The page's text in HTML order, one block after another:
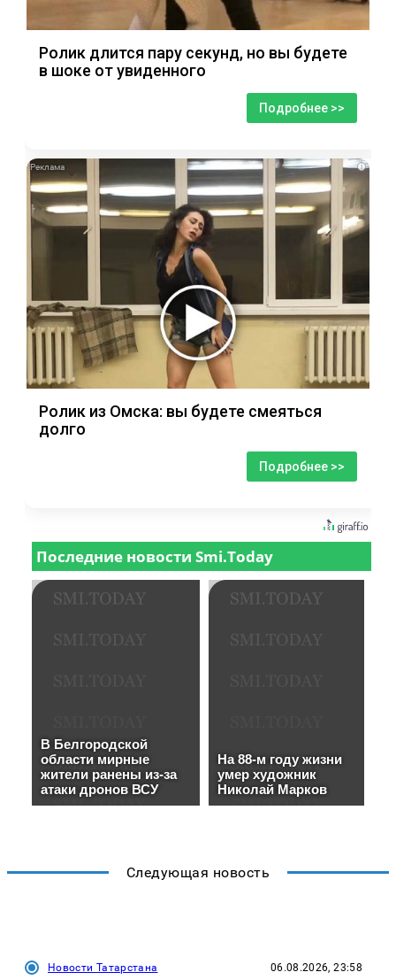
Ролик длится пару секунд, но вы будете
в шоке от увиденного
Подробнее >>
i
Ролик из Омска: вы будете смеяться
долго
Подробнее >>
Следующая новость
Новости Татарстана 06.08.2026, 23:58